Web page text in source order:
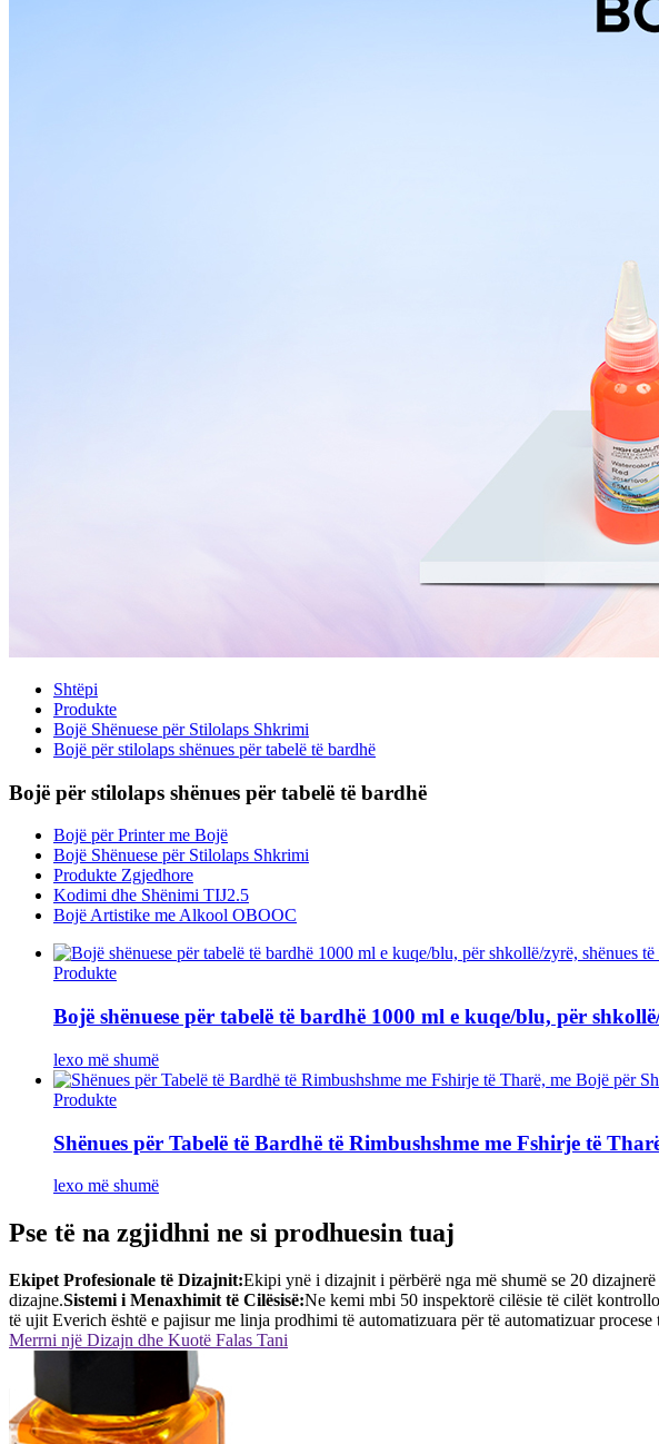
Shtëpi
Produkte
Bojë Shënuese për Stilolaps Shkrimi
Bojë për stilolaps shënues për tabelë të bardhë
Bojë për stilolaps shënues për tabelë të bardhë
Bojë për Printer me Bojë
Bojë Shënuese për Stilolaps Shkrimi
Produkte Zgjedhore
Kodimi dhe Shënimi TIJ2.5
Bojë Artistike me Alkool OBOOC
Produkte
Bojë shënuese për tabelë të bardhë 1000 ml e kuqe/blu, për
lexo më shumë
Produkte
Shënues për Tabelë të Bardhë të Rimbushshme me Fshirje të
lexo më shumë
Pse të na zgjidhni ne si prodhuesin tuaj
Ekipet Profesionale të Dizajnit:Ekipi ynë i dizajnit i përbërë nga më shumë se 20
dizajne.Sistemi i Menaxhimit të Cilësisë:Ne kemi mbi 50 inspektorë cilësie të cilët
të ujit Everich është e pajisur me linja prodhimi të automatizuara për të automatizuar
Merrni një Dizajn dhe Kuotë Falas Tani